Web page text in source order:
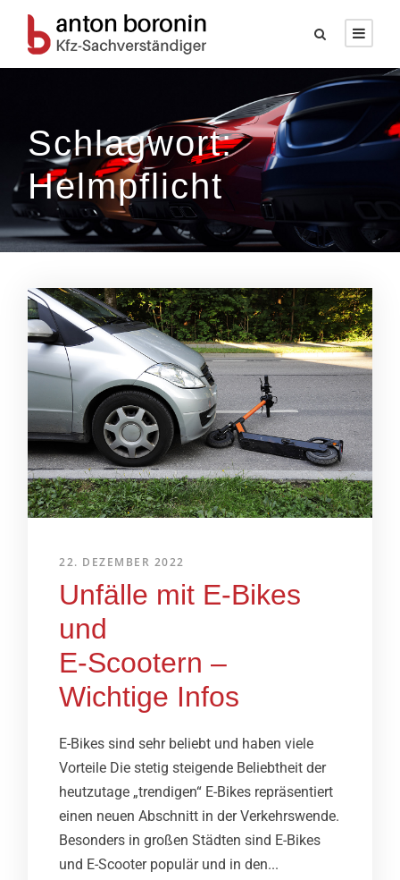
Schlagwort:
Helmpflicht
22. DEZEMBER 2022
Unfälle mit E-Bikes
und
E-Scootern –
Wichtige Infos
E-Bikes sind sehr beliebt und haben viele
Vorteile Die stetig steigende Beliebtheit der
heutzutage „trendigen“ E-Bikes repräsentiert
einen neuen Abschnitt in der Verkehrswende.
Besonders in großen Städten sind E-Bikes
und E-Scooter populär und in den...